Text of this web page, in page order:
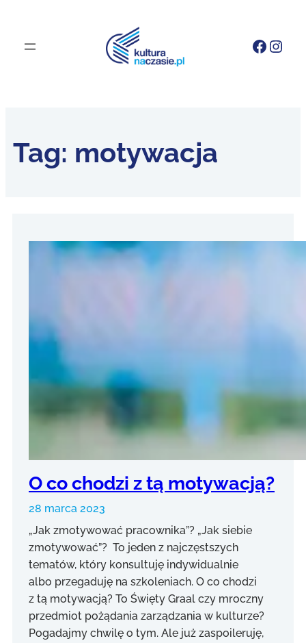
Tag: motywacja
O co chodzi z tą motywacją?
28 marca 2023
„Jak zmotywować pracownika”? „Jak siebie
zmotywować”? To jeden z najczęstszych
tematów, który konsultuję indywidualnie
albo przegaduję na szkoleniach. O co chodzi
z tą motywacją? To Święty Graal czy mroczny
przedmiot pożądania zarządzania w kulturze?
Pogadajmy chwilę o tym. Ale już zaspoileruję,